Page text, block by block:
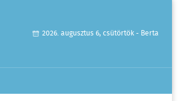
2026. augusztus 6, csütörtök - Berta